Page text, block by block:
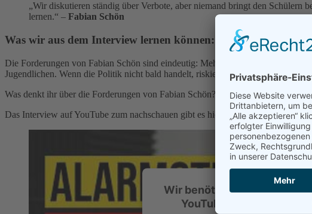
„Wir diskutieren ständig über Verbote, aber niemand bringt den
lernen.“ – Fabian Schön
Was wir aus dem Interview lernen können: Ein Aufruf zum
Die Forderungen von Fabian Schön sind eindeutig: Mehr Investitionen in die
Jugendlichen. Wenn die Politik nicht bald handelt, riskiert sie, eine ganze
Was denkt ihr über die Forderungen von Fabian Schön? Diskutiert mit uns in
Das Interview auf YouTube zum nachschauen gibt es hier:
Wir benötigen Ihre
YouTube Video-Service